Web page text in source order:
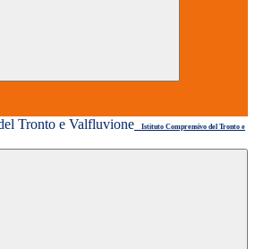
Istituto Comprensivo del Tronto e